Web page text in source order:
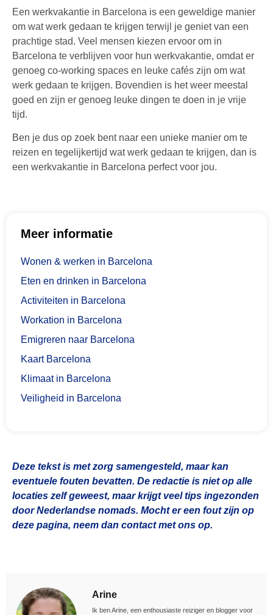
Een werkvakantie in Barcelona is een geweldige manier
om wat werk gedaan te krijgen terwijl je geniet van een
prachtige stad. Veel mensen kiezen ervoor om in
Barcelona te verblijven voor hun werkvakantie, omdat er
genoeg co-working spaces en leuke cafés zijn om wat
werk gedaan te krijgen. Bovendien is het weer meestal
goed en zijn er genoeg leuke dingen te doen in je vrije
tijd.
Ben je dus op zoek bent naar een unieke manier om te
reizen en tegelijkertijd wat werk gedaan te krijgen, dan is
een werkvakantie in Barcelona perfect voor jou.
Meer informatie
Wonen & werken in Barcelona
Eten en drinken in Barcelona
Activiteiten in Barcelona
Workation in Barcelona
Emigreren naar Barcelona
Kaart Barcelona
Klimaat in Barcelona
Veiligheid in Barcelona
Deze tekst is met zorg samengesteld, maar kan
eventuele fouten bevatten. De redactie is niet op alle
locaties zelf geweest, maar krijgt veel tips ingezonden
door Nederlandse nomads. Mocht er een fout zijn op
deze pagina, neem dan contact met ons op.
Arine
Ik ben Arine, een enthousiaste reiziger en blogger voor